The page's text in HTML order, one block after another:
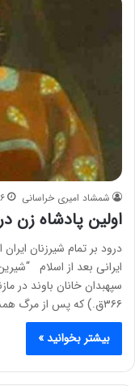
شمشاد امیری خراسانی ۲۶
اولین پادشاه زن
درود بر تمام شیرزنان
ایرانی بعد از اسلام
۳۶۶ق.) که پس از مرگ همسر به پادشاهی رسید او اولین پادشاه زن…
بیشتر بخوانید »